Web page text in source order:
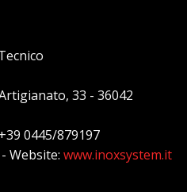
33 - 36042
0445/879197
- Website: www.inoxsystem.it